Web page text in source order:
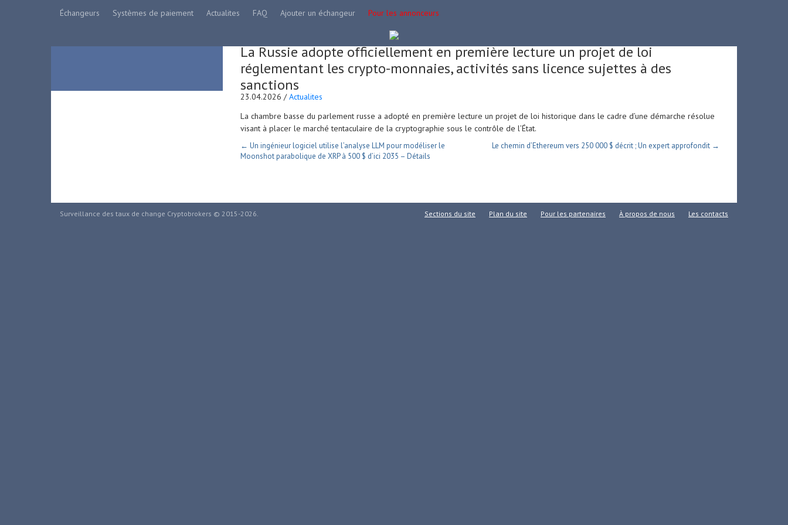
Échangeurs Systèmes de paiement Actualites FAQ Ajouter un échangeur Pour les annonceurs
La Russie adopte officiellement en première lecture un projet de loi
réglementant les crypto-monnaies, activités sans licence sujettes à des
sanctions
23.04.2026 /Actualites
La chambre basse du parlement russe a adopté en première lecture un projet de loi historique dans le cadre d’une démarche résolue
visant à placer le marché tentaculaire de la cryptographie sous le contrôle de l’État.
← Un ingénieur logiciel utilise l’analyse LLM pour modéliser le
Moonshot parabolique de XRP à 500 $ d’ici 2035 – Détails
Le chemin d’Ethereum vers 250 000 $ décrit ; Un expert approfondit →
Surveillance des taux de change Cryptobrokers © 2015-2026. Sections du site Plan du site Pour les partenaires À propos de nous Les contacts